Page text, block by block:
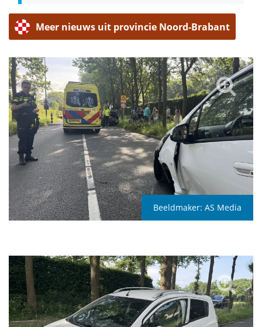
Meer nieuws uit provincie Noord-Brabant
Beeldmaker: AS Media